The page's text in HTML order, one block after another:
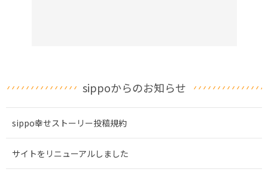
sippoからのお知らせ
sippo幸せストーリー投稿規約
サイトをリニューアルしました